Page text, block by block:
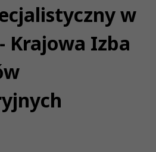
w
Krajowa Izba